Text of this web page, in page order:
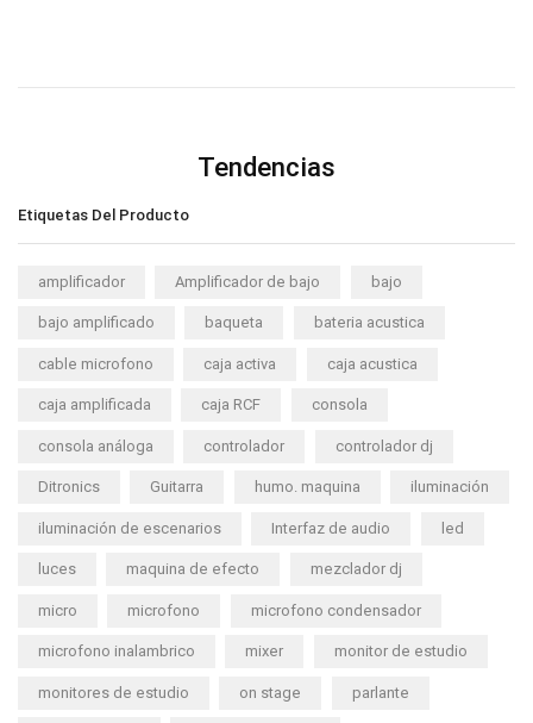
Tendencias
Etiquetas Del Producto
amplificador Amplificador de bajo bajo
bajo amplificado baqueta bateria acustica
cable microfono caja activa caja acustica
caja amplificada caja RCF consola
consola análoga controlador controlador dj
Ditronics Guitarra humo. maquina iluminación
iluminación de escenarios Interfaz de audio led
luces maquina de efecto mezclador dj
micro microfono microfono condensador
microfono inalambrico mixer monitor de estudio
monitores de estudio on stage parlante